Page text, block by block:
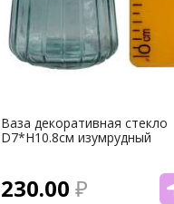
Ваза декоративная стекло
D7*H10.8см изумрудный
230.00